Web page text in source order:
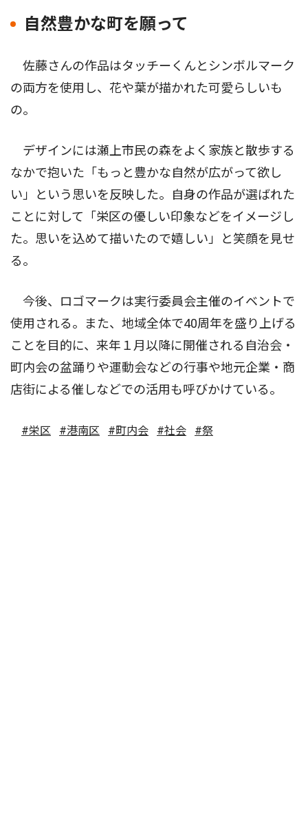
自然豊かな町を願って
佐藤さんの作品はタッチーくんとシンボルマーク
の両方を使用し、花や葉が描かれた可愛らしいも
の。
デザインには瀬上市民の森をよく家族と散歩する
なかで抱いた「もっと豊かな自然が広がって欲し
い」という思いを反映した。自身の作品が選ばれた
ことに対して「栄区の優しい印象などをイメージし
た。思いを込めて描いたので嬉しい」と笑顔を見せ
る。
今後、ロゴマークは実行委員会主催のイベントで
使用される。また、地域全体で40周年を盛り上げる
ことを目的に、来年１月以降に開催される自治会・
町内会の盆踊りや運動会などの行事や地元企業・商
店街による催しなどでの活用も呼びかけている。
#栄区 #港南区 #町内会 #社会 #祭